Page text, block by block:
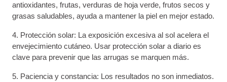
antioxidantes, frutas, verduras de hoja verde, frutos secos y
grasas saludables, ayuda a mantener la piel en mejor estado.
4. Protección solar: La exposición excesiva al sol acelera el
envejecimiento cutáneo. Usar protección solar a diario es
clave para prevenir que las arrugas se marquen más.
5. Paciencia y constancia: Los resultados no son inmediatos.